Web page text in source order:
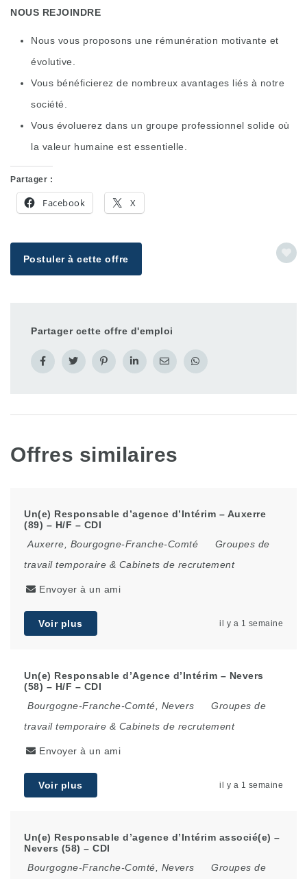
NOUS REJOINDRE
Nous vous proposons une rémunération motivante et
évolutive.
Vous bénéficierez de nombreux avantages liés à notre
société.
Vous évoluerez dans un groupe professionnel solide où
la valeur humaine est essentielle.
Partager :
Facebook X
Postuler à cette offre
Partager cette offre d'emploi
Offres similaires
Un(e) Responsable d’agence d’Intérim – Auxerre
(89) – H/F – CDI
Auxerre
Bourgogne-Franche-Comté
Groupes de
travail temporaire & Cabinets de recrutement
Envoyer à un ami
Voir plus il y a 1 semaine
Un(e) Responsable d’Agence d’Intérim – Nevers
(58) – H/F – CDI
Bourgogne-Franche-Comté
Nevers
Groupes de
travail temporaire & Cabinets de recrutement
Envoyer à un ami
Voir plus il y a 1 semaine
Un(e) Responsable d’agence d’Intérim associé(e) –
Nevers (58) – CDI
Bourgogne-Franche-Comté
Nevers
Groupes de